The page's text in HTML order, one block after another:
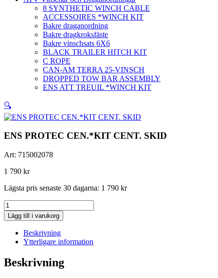
8 SYNTHETIC WINCH CABLE
ACCESSOIRES *WINCH KIT
Bakre draganordning
Bakre dragkroksfäste
Bakre vinschsats 6X6
BLACK TRAILER HITCH KIT
C ROPE
CAN-AM TERRA 25-VINSCH
DROPPED TOW BAR ASSEMBLY
ENS ATT TREUIL *WINCH KIT
🔍
ENS PROTEC CEN.*KIT CENT. SKID
Art: 715002078
1 790 kr
Lägsta pris senaste 30 dagarna: 1 790 kr
ENS
PROTEC
CEN.*KIT
CENT.
SKID
mängd
Lägg till i varukorg
Beskrivning
Ytterligare information
Beskrivning